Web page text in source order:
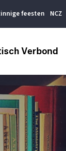
feesten NCZ
Verbond